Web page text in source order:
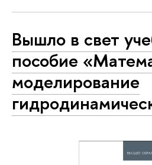
Вышло в свет
пособие
моделирование